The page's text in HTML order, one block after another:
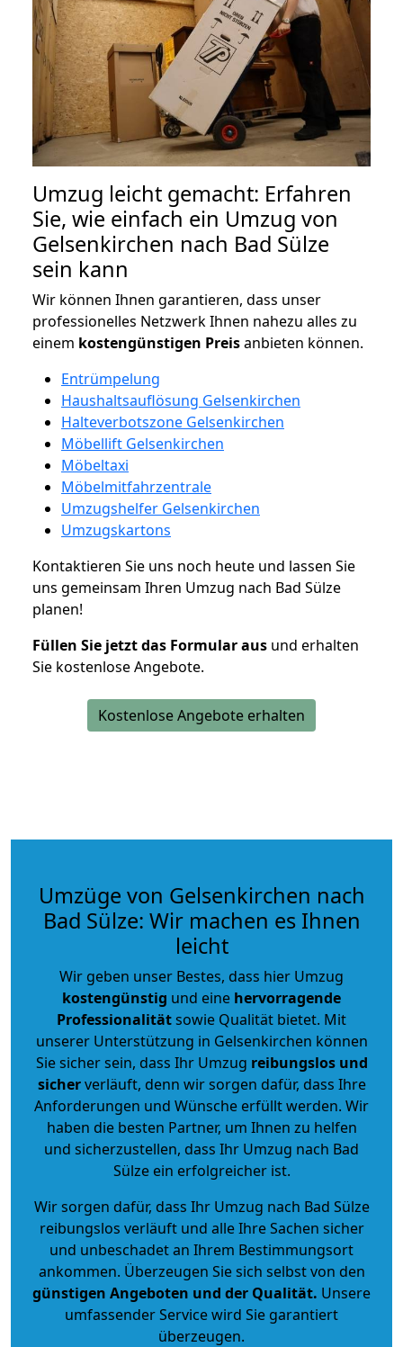
Umzug leicht gemacht: Erfahren
Sie, wie einfach ein Umzug von
Gelsenkirchen nach Bad Sülze
sein kann
Wir können Ihnen garantieren, dass unser
professionelles Netzwerk Ihnen nahezu alles zu
einem kostengünstigen Preisanbieten können.
Entrümpelung
Haushaltsauflösung Gelsenkirchen
Halteverbotszone Gelsenkirchen
Möbellift Gelsenkirchen
Möbeltaxi
Möbelmitfahrzentrale
Umzugshelfer Gelsenkirchen
Umzugskartons
Kontaktieren Sie uns noch heute und lassen Sie
uns gemeinsam Ihren Umzug nach Bad Sülze
planen!
Füllen Sie jetzt das Formular aus und erhalten
Sie kostenlose Angebote.
Kostenlose Angebote erhalten
Umzüge von Gelsenkirchen nach
Bad Sülze: Wir machen es Ihnen
leicht
Wir geben unser Bestes, dass hier Umzug
kostengünstig und eine hervorragende
Professionalitätsowie Qualität bietet. Mit
unserer Unterstützung in Gelsenkirchen können
Sie sicher sein, dass Ihr Umzug reibungslos und
sicherverläuft, denn wir sorgen dafür, dass Ihre
Anforderungen und Wünsche erfüllt werden. Wir
haben die besten Partner, um Ihnen zu helfen
und sicherzustellen, dass Ihr Umzug nach Bad
Sülze ein erfolgreicher ist.
Wir sorgen dafür, dass Ihr Umzug nach Bad Sülze
reibungslos verläuft und alle Ihre Sachen sicher
und unbeschadet an Ihrem Bestimmungsort
ankommen. Überzeugen Sie sich selbst von den
günstigen Angeboten und der Qualität. Unsere
umfassender Service wird Sie garantiert
überzeugen.